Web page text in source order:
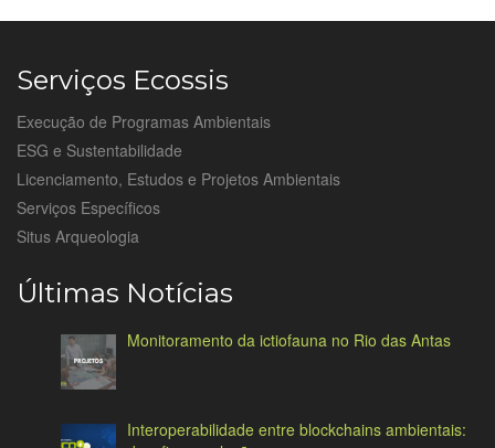
Serviços Ecossis
Execução de Programas Ambientais
ESG e Sustentabilidade
Licenciamento, Estudos e Projetos Ambientais
Serviços Específicos
Situs Arqueologia
Últimas Notícias
Monitoramento da ictiofauna no Rio das Antas
Interoperabilidade entre blockchains ambientais: